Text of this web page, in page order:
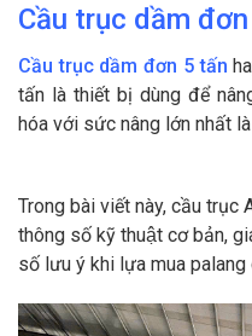
Cầu trục dầm
Cầu trục dầm đơn 5 tấn
tấn là thiết bị dùng để
hóa với sức nâng lớn nhất
Trong bài viết này, cầu trục
thông số kỹ thuật cơ bản,
số lưu ý khi lựa mua